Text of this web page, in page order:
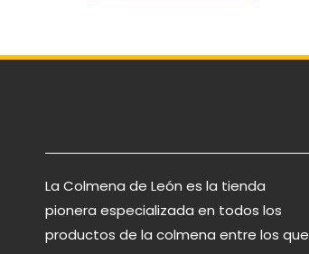
La Colmena de León es la tienda
pionera especializada en todos los
productos de la colmena entre los que